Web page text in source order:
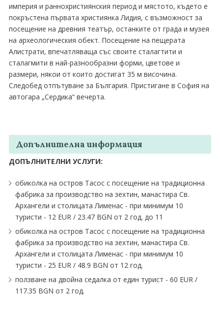
империя и раннохристиянския период и мястото, където е
покръстена първата християнка Лидия, с възможност за
посещение на древния театър, останките от града и музея
на археологическия обект. Посещение на пещерата
Алистрати, впечатляваща със своите сталагтити и
сталагмити в най-разнообразни форми, цветове и
размери, някои от които достигат 35 м височина.
Следобед отпътуване за България. Пристигане в София на
автогара „Сердика“ вечерта.
Допълнителна информация
ДОПЪЛНИТЕЛНИ УСЛУГИ:
обиколка на остров Тасос с посещение на традиционна
фабрика за производство на зехтин, манастира Св.
Архангели и столицата Лименас - при минимум 10
туристи - 12 EUR ∕ 23.47 BGN от 2 год. до 11
обиколка на остров Тасос с посещение на традиционна
фабрика за производство на зехтин, манастира Св.
Архангели и столицата Лименас - при минимум 10
туристи - 25 EUR ∕ 48.9 BGN от 12 год.
ползване на двойна седалка от един турист - 60 EUR ∕
117.35 BGN от 2 год.